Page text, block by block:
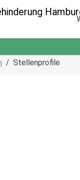
Stellenprofile